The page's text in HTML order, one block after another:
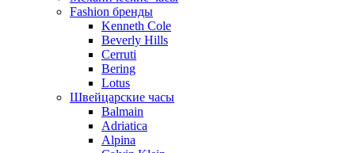
Fashion бренды
Kenneth Cole
Beverly Hills
Cerruti
Bering
Lotus
Швейцарские часы
Balmain
Adriatica
Alpina